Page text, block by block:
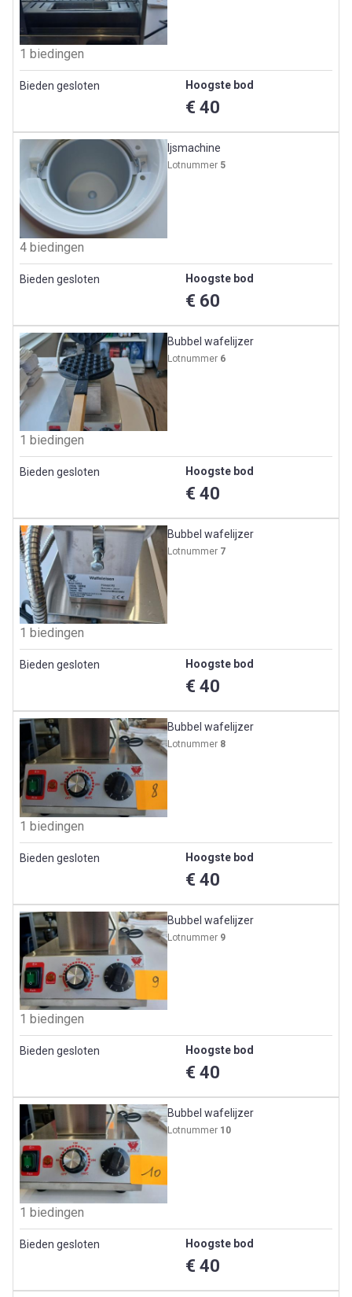
1 biedingen
Bieden gesloten Hoogste bod
€ 40
Ijsmachine
Lotnummer 5
4 biedingen
Bieden gesloten Hoogste bod
€ 60
Bubbel wafelijzer
Lotnummer 6
1 biedingen
Bieden gesloten Hoogste bod
€ 40
Bubbel wafelijzer
Lotnummer 7
1 biedingen
Bieden gesloten Hoogste bod
€ 40
Bubbel wafelijzer
Lotnummer 8
1 biedingen
Bieden gesloten Hoogste bod
€ 40
Bubbel wafelijzer
Lotnummer 9
1 biedingen
Bieden gesloten Hoogste bod
€ 40
Bubbel wafelijzer
Lotnummer 10
1 biedingen
Bieden gesloten Hoogste bod
€ 40